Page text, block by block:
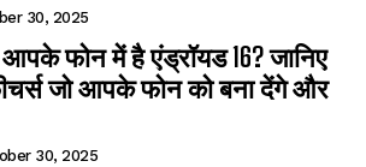
30, 2025
आपके फोन में है एंड्रॉयड 16? जानिए
जो आपके फोन को बना देंगे और
30, 2025